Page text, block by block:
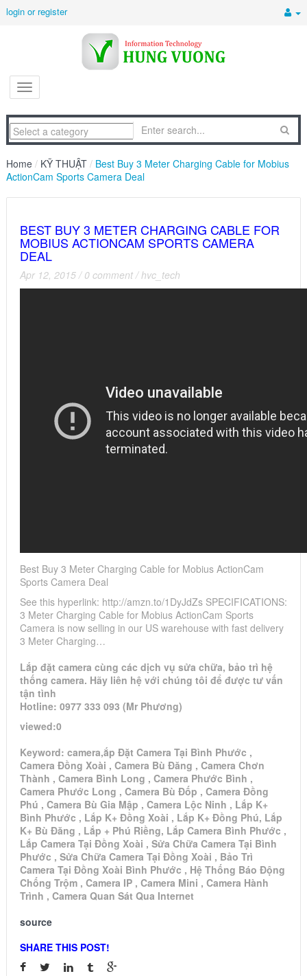
login or register
Home / KỸ THUẬT / Best Buy 3 Meter Charging Cable for Mobius
ActionCam Sports Camera Deal
BEST BUY 3 METER CHARGING CABLE FOR
MOBIUS ACTIONCAM SPORTS CAMERA
DEAL
Apr 12, 2015 / 0 comment /hvc_tech
Best Buy 3 Meter Charging Cable for Mobius ActionCam
Sports Camera Deal
See this hyperlink: http://amzn.to/1DyJdZs SPECIFICATIONS:
3 Meter Charging Cable for Mobius ActionCam Sports
Camera is now selling in our US warehouse with fast delivery
3 Meter Charging…
Lắp đặt camera cùng các dịch vụ sửa chữa, bảo trì hệ
thống camera. Hãy liên hệ với chúng tôi để được tư vấn
tận tình
Hotline: 0977 333 093 (Mr Phương)
viewed:0
Keyword: camera,ắp Đặt Camera Tại Bình Phước ,
Camera Đồng Xoài , Camera Bù Đăng , Camera Chơn
Thành , Camera Bình Long , Camera Phước Bình ,
Camera Phước Long , Camera Bù Đốp , Camera Đồng
Phú , Camera Bù Gia Mập , Camera Lộc Ninh , Lắp K+
Bình Phước , Lắp K+ Đồng Xoài , Lắp K+ Đồng Phú, Lắp
K+ Bù Đăng , Lắp + Phú Riềng, Lắp Camera Bình Phước ,
Lắp Camera Tại Đồng Xoài , Sửa Chữa Camera Tại Bình
Phước , Sửa Chữa Camera Tại Đồng Xoài , Bảo Trì
Camera Tại Đồng Xoài Bình Phước , Hệ Thống Báo Động
Chống Trộm , Camera IP , Camera Mini , Camera Hành
Trình , Camera Quan Sát Qua Internet
source
SHARE THIS POST!